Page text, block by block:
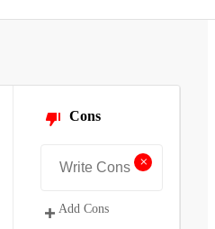
Cons
+
Add Cons